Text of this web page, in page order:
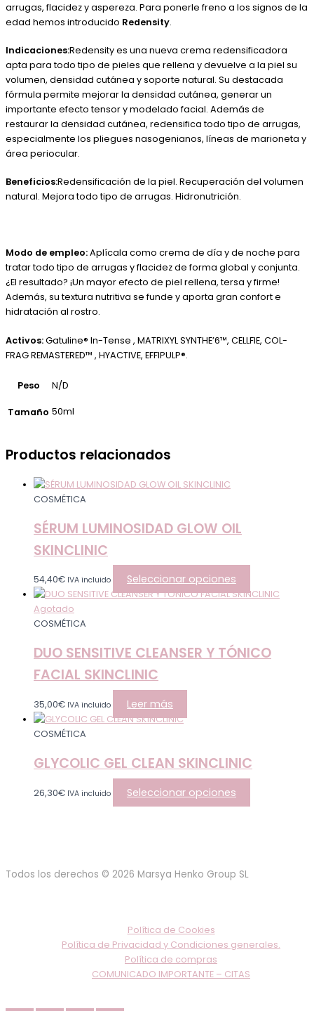
arrugas, flacidez y aspereza. Para ponerle freno a los signos de la
edad hemos introducido Redensity.
Indicaciones:Redensity es una nueva crema redensificadora
apta para todo tipo de pieles que rellena y devuelve a la piel su
volumen, densidad cutánea y soporte natural. Su destacada
fórmula permite mejorar la densidad cutánea, generar un
importante efecto tensor y modelado facial. Además de
restaurar la densidad cutánea, redensifica todo tipo de arrugas,
especialmente los pliegues nasogenianos, líneas de marioneta y
área periocular.
Beneficios:Redensificación de la piel. Recuperación del volumen
natural. Mejora todo tipo de arrugas. Hidronutrición.
Modo de empleo:Aplícala como crema de día y de noche para
tratar todo tipo de arrugas y flacidez de forma global y conjunta.
¿El resultado? ¡Un mayor efecto de piel rellena, tersa y firme!
Además, su textura nutritiva se funde y aporta gran confort e
hidratación al rostro.
Activos:Gatuline® In-Tense , MATRIXYL SYNTHE’6™, CELLFIE, COL-
FRAG REMASTERED™ , HYACTIVE, EFFIPULP®.
Peso N/D
Tamaño 50ml
Productos relacionados
COSMÉTICA
SÉRUM LUMINOSIDAD GLOW OIL
SKINCLINIC
54,40€ IVA incluido Seleccionar opciones
Agotado
COSMÉTICA
DUO SENSITIVE CLEANSER Y TÓNICO
FACIAL SKINCLINIC
35,00€ IVA incluido Leer más
COSMÉTICA
GLYCOLIC GEL CLEAN SKINCLINIC
26,30€ IVA incluido Seleccionar opciones
Todos los derechos © 2026 Marsya Henko Group SL
Política de Cookies
Política de Privacidad y Condiciones generales.
Política de compras
COMUNICADO IMPORTANTE – CITAS